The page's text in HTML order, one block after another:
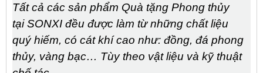
Tất cả các sản phẩm Quà tặng Phong thủy
tạiSONXI đều được làm từ những chất liệu
quý hiếm, có cát khí cao như: đồng, đá phong
thủy, vàng bạc… Tùy theo vật liệu và kỹ thuật